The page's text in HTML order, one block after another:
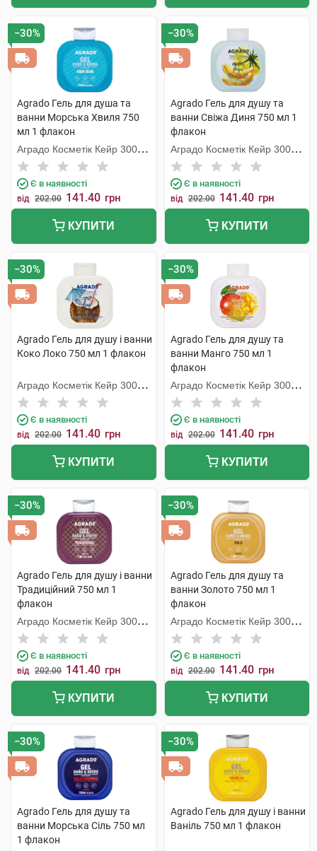
−30%
Agrado Гель для душа та
ванни Морська Хвиля 750
мл 1 флакон
Аградо Косметік Кейр 3000
С.Л.У.
Є в наявності
від 202.00 141.40 грн
КУПИТИ
−30%
Agrado Гель для душу та
ванни Свіжа Диня 750 мл 1
флакон
Аградо Косметік Кейр 3000
С.Л.У.
Є в наявності
від 202.00 141.40 грн
КУПИТИ
−30%
Agrado Гель для душу і ванни
Коко Локо 750 мл 1 флакон
Аградо Косметік Кейр 3000
С.Л.У.
Є в наявності
від 202.00 141.40 грн
КУПИТИ
−30%
Agrado Гель для душу та
ванни Манго 750 мл 1
флакон
Аградо Косметік Кейр 3000
С.Л.У.
Є в наявності
від 202.00 141.40 грн
КУПИТИ
−30%
Agrado Гель для душу і ванни
Традиційний 750 мл 1
флакон
Аградо Косметік Кейр 3000
С.Л.У.
Є в наявності
від 202.00 141.40 грн
КУПИТИ
−30%
Agrado Гель для душу та
ванни Золото 750 мл 1
флакон
Аградо Косметік Кейр 3000
С.Л.У.
Є в наявності
від 202.00 141.40 грн
КУПИТИ
−30%
Agrado Гель для душу та
ванни Морська Сіль 750 мл
1 флакон
−30%
Agrado Гель для душу і ванни
Ваніль 750 мл 1 флакон